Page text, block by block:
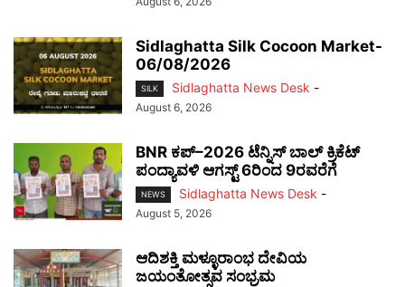
Sidlaghatta Silk Cocoon Market-
06/08/2026
SILK Sidlaghatta News Desk -
August 6, 2026
BNR ಕಪ್–2026 ಟೆನ್ನಿಸ್ ಬಾಲ್ ಕ್ರಿಕೆಟ್
ಪಂದ್ಯಾವಳಿ ಆಗಸ್ಟ್ 6ರಿಂದ 9ರವರೆಗೆ
NEWS Sidlaghatta News Desk -
August 5, 2026
ಆದಿಶಕ್ತಿ ಮಳ್ಳೂರಾಂಭ ದೇವಿಯ
ಜಯಂತೋತ್ಸವ ಸಂಭ್ರಮ